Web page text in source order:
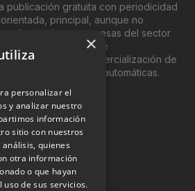
publicación gratuita con periodicidad
principal, aunque no
y empresas del sector
con el que se conoce
a la comercialización de
través de máquinas automáticas.
×
personalizar el
y analizar nuestro
información
sitio con nuestros
quienes
otra información
o que hayan
de sus servicios.